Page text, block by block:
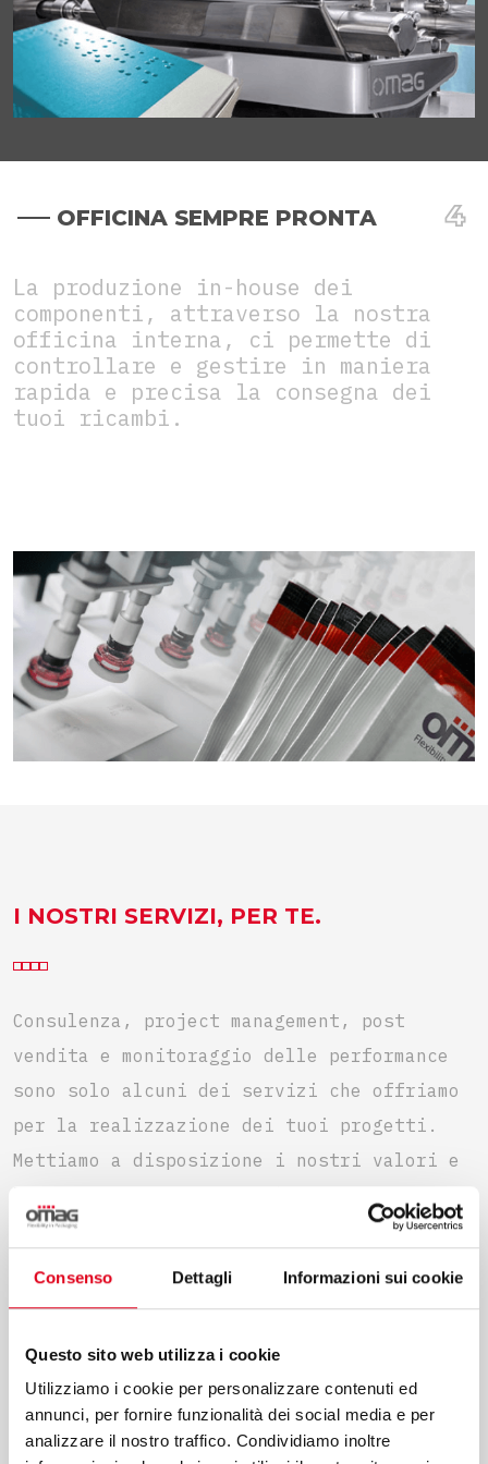
Consenso Dettagli Informazioni sui cookie
Questo sito web utilizza i cookie
Utilizziamo i cookie per personalizzare contenuti ed
annunci, per fornire funzionalità dei social media e per
analizzare il nostro traffico. Condividiamo inoltre
OFFICINA SEMPRE PRONTA
La produzione in-house dei
componenti, attraverso la nostra
officina interna, ci permette di
controllare e gestire in maniera
rapida e precisa la consegna dei
tuoi ricambi.
I NOSTRI SERVIZI, PER TE.
Consulenza, project management, post
vendita e monitoraggio delle performance
sono solo alcuni dei servizi che offriamo
per la realizzazione dei tuoi progetti.
Mettiamo a disposizione i nostri valori e
un processo efficiente in ogni sua fase.
SCOPRILI TUTTI